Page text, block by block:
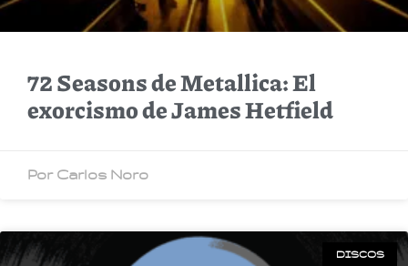
72 Seasons de Metallica: El
exorcismo de James Hetfield
Por Carlos Noro
DISCOS